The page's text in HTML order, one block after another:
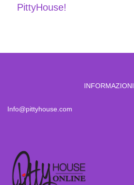
PittyHouse!
INFORMAZIONI
Info@pittyhouse.com